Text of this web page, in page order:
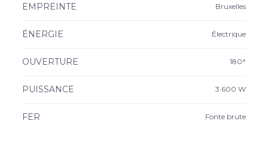
EMPREINTE Bruxelles
ÉNERGIE Électrique
OUVERTURE 180°
PUISSANCE 3 600 W
FER Fonte brute